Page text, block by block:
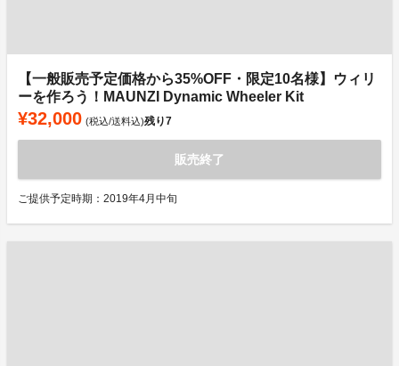
【一般販売予定価格から35%OFF・限定10名様】ウィリ
ーを作ろう！MAUNZI Dynamic Wheeler Kit
¥32,000 (税込/送料込)残り7
販売終了
ご提供予定時期：2019年4月中旬